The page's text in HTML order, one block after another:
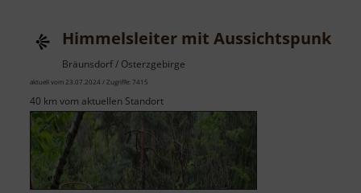
Himmelsleiter mit Aussichtspunkt
Bräunsdorf / Osterzgebirge
aktuell vom 23.07.2024 / Zugriffe: 7415
40 km vom aktuellen Standort